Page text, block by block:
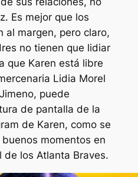
Es mejor que los
al margen, pero claro,
no tienen que lidiar
que Karen está libre
Lidia Morel
puede
de pantalla de la
de Karen, como se
momentos en
los Atlanta Braves.